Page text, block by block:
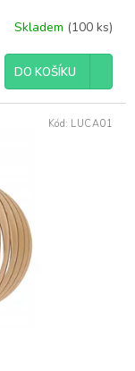
Skladem (100 ks)
DO KOŠÍKU
Kód: LUCA01